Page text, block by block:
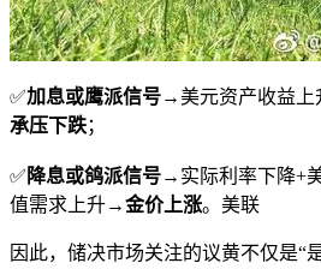
✅加息或鹰派信号→美元资产收益
承压下跌；
✅ 降息或鸽派信号→实际利率下降+
值需求上升→金价上涨。美联
因此，储决市场关注的议黄不仅是“